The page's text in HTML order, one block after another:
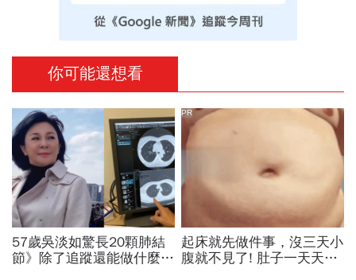
你可能還想看
57歲吳淡如驚長20顆肺結
節》除了追蹤還能做什麼？
起床就先做件事，沒三天小
腹就不見了! 肚子一天天變
PR